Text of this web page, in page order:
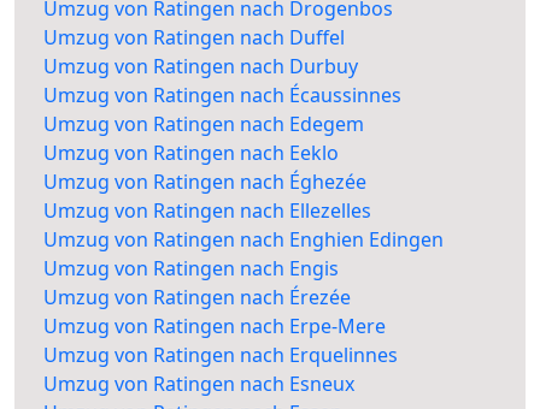
Umzug von Ratingen nach Drogenbos
Umzug von Ratingen nach Duffel
Umzug von Ratingen nach Durbuy
Umzug von Ratingen nach Écaussinnes
Umzug von Ratingen nach Edegem
Umzug von Ratingen nach Eeklo
Umzug von Ratingen nach Éghezée
Umzug von Ratingen nach Ellezelles
Umzug von Ratingen nach Enghien Edingen
Umzug von Ratingen nach Engis
Umzug von Ratingen nach Érezée
Umzug von Ratingen nach Erpe-Mere
Umzug von Ratingen nach Erquelinnes
Umzug von Ratingen nach Esneux